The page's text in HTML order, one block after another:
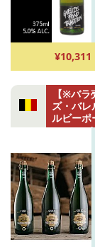
¥10,311
【※バ
ズ・バレ
ルビーポ